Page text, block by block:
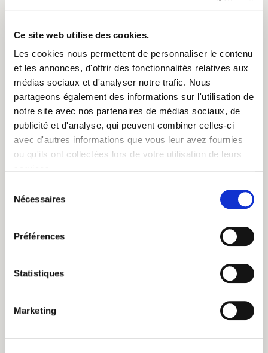
Ce site web utilise des cookies.
Les cookies nous permettent de personnaliser le contenu
et les annonces, d'offrir des fonctionnalités relatives aux
médias sociaux et d'analyser notre trafic. Nous
partageons également des informations sur l'utilisation de
notre site avec nos partenaires de médias sociaux, de
publicité et d'analyse, qui peuvent combiner celles-ci
avec d'autres informations que vous leur avez fournies
ou qu'ils ont collectées lors de votre utilisation de leurs
Nécessaires
Préférences
Statistiques
Marketing
En Afrique de l’est, les sols rouges donnent aux
feuilles de thé une couleur typiquement cuivrée et
brillante dans la tasse.